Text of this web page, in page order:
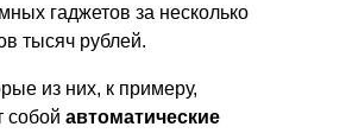
гаджетов за несколько
тысяч рублей.
из них, к примеру,
собой автоматические